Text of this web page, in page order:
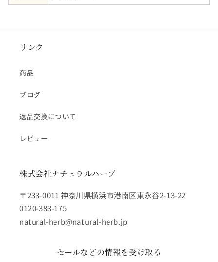
リンク
商品
ブログ
返品交換について
レビュー
株式会社ナチュラルハーブ
〒233-0011 神奈川県横浜市港南区東永谷2-13-22
0120-383-175
natural-herb@natural-herb.jp
セールなどの情報を受け取る